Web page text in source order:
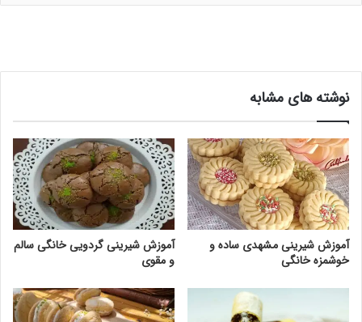
نوشته های مشابه
آموزش شیرینی مشهدی ساده و
خوشمزه خانگی
آموزش شیرینی گردویی خانگی سالم
و مقوی